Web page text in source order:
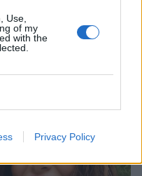
Use,
of my
with the
Privacy Policy